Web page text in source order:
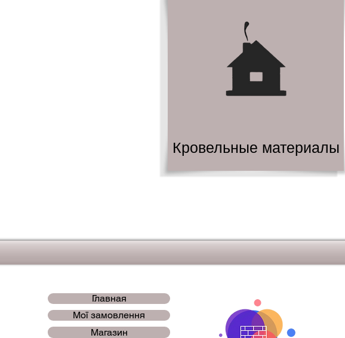
Кровельные материалы
Главная
Мої замовлення
Магазин